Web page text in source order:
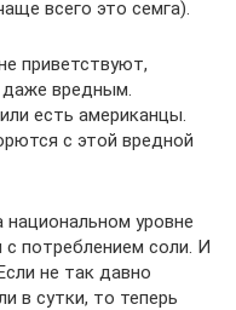
всего это семга).
приветствуют,
даже вредным.
есть американцы.
с этой вредной
уровне
потреблением соли. И
не так давно
в сутки, то теперь